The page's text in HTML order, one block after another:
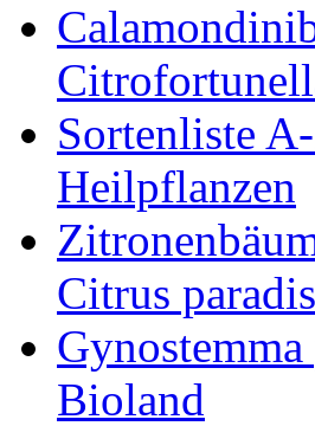
Sortenliste
Heilpflanzen
Citrus
Bioland